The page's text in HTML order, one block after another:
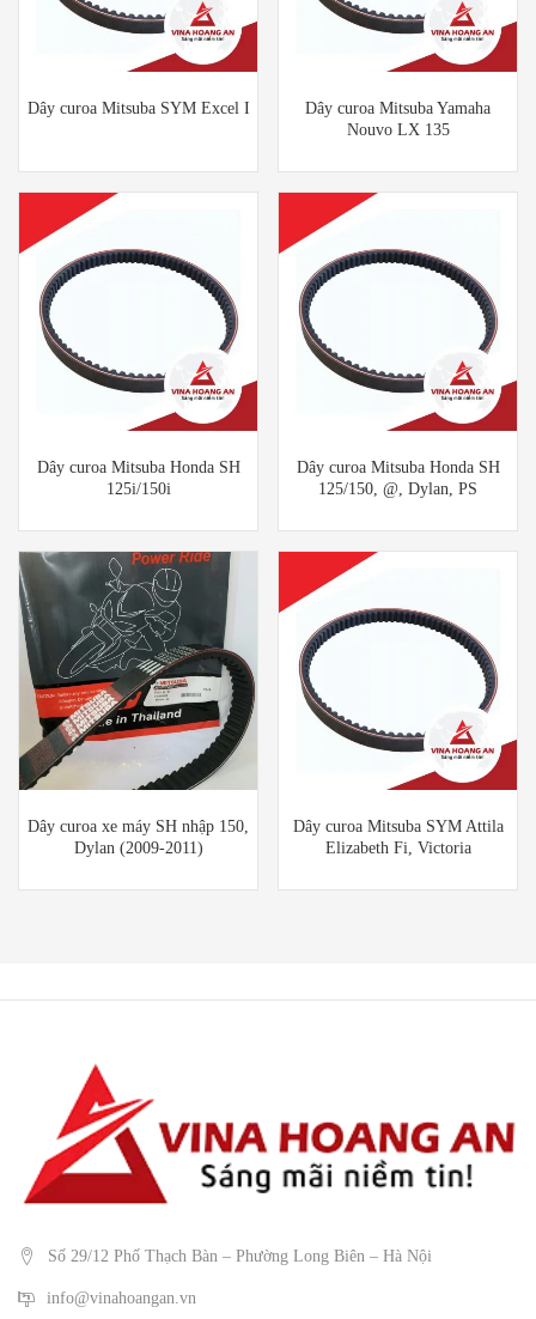
Dây curoa Mitsuba SYM Excel I
Dây curoa Mitsuba Yamaha
Nouvo LX 135
Dây curoa Mitsuba Honda SH
125i/150i
Dây curoa Mitsuba Honda SH
125/150, @, Dylan, PS
Dây curoa xe máy SH nhập 150,
Dylan (2009-2011)
Dây curoa Mitsuba SYM Attila
Elizabeth Fi, Victoria
Số 29/12 Phố Thạch Bàn – Phường Long Biên – Hà Nội
info@vinahoangan.vn